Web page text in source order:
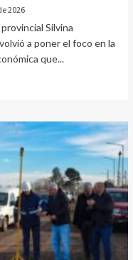
2026
Silvina
a poner el foco en la
que...